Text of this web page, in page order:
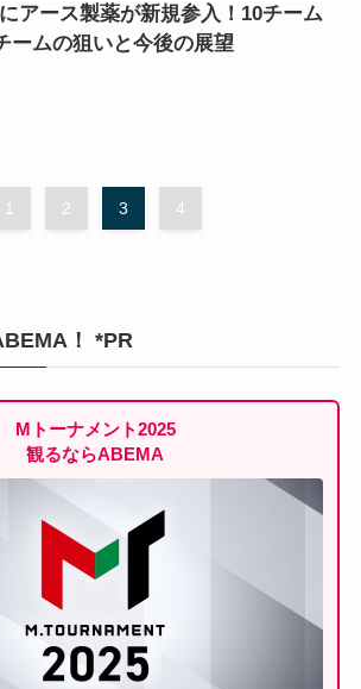
アース製薬が新規参入！10チーム
ームの狙いと今後の展望
1 2 3 4
！ *PR
Mトーナメント2025
観るならABEMA